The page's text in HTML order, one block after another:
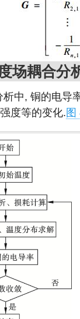
场耦合分
析中, 铜的电导
度等的变化.图